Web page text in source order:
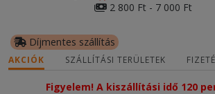
2 800 Ft - 7 000 Ft
Díjmentes szállítás
AKCIÓK SZÁLLÍTÁSI TERÜLETEK
Figyelem! A kiszállítási idő 120